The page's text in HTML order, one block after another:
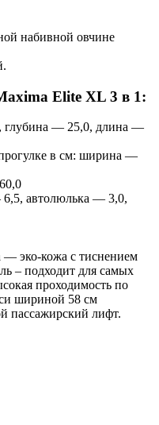
набивной овчине
Elite XL 3 в 1:
глубина — 25,0, длина —
в см: ширина —
автолюлька — 3,0,
— эко-кожа с тиснением
– подходит для самых
проходимость по
шириной 58 см
пассажирский лифт.